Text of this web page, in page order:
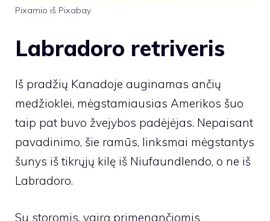
Pixamio iš Pixabay
Labradoro retriveris
Iš pradžių Kanadoje auginamas ančių
medžioklei, mėgstamiausias Amerikos šuo
taip pat buvo žvejybos padėjėjas. Nepaisant
pavadinimo, šie ramūs, linksmai mėgstantys
šunys iš tikrųjų kilę iš Niufaundlendo, o ne iš
Labradoro.
Su storomis, vairą primenančiomis